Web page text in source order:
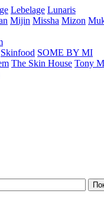
Lebelage Lunaris
Mijin Missha Mizon
Skinfood SOME BY MI
The Skin House Tony